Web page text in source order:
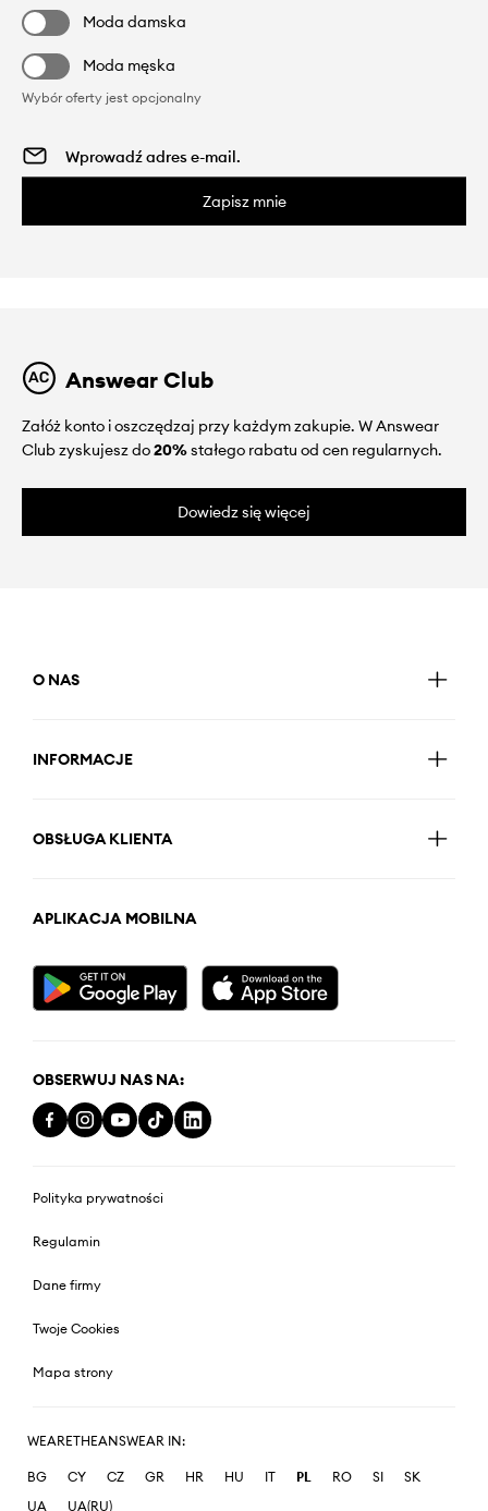
Moda damska
Moda męska
Wybór oferty jest opcjonalny
Zapisz mnie
Answear Club
Załóż konto i oszczędzaj przy każdym zakupie. W Answear
Club zyskujesz do20%stałego rabatu od cen regularnych.
Dowiedz się więcej
O NAS
INFORMACJE
OBSŁUGA KLIENTA
APLIKACJA MOBILNA
OBSERWUJ NAS NA:
Polityka prywatności
Regulamin
Dane firmy
Twoje Cookies
Mapa strony
WEARETHEANSWEAR IN:
BG CY CZ GR HR HU IT PL RO SI
SK
UA
UA(RU)